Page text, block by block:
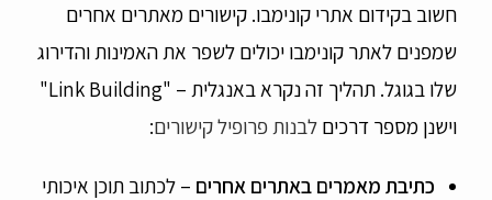
חשוב בקידום אתרי קונימבו. קישורים מאתרים אחרים
שמפנים לאתר קונימבו יכולים לשפר את האמינות והדירוג
שלו בגוגל. תהליך זה נקרא באנגלית – "Link Building"
וישנן מספר דרכיםלבנות פרופיל קישורים:
כתיבת מאמרים באתרים אחרים – לכתוב תוכן איכותי